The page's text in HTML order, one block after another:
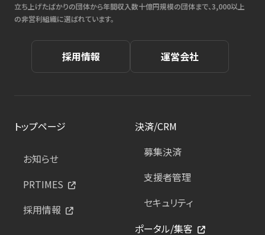
立ち上げたばかりの団体から年間収入数十億円規模の団体まで、3,000以上
の非営利組織に選ばれています。
採用情報 運営会社
トップページ
お知らせ
PRTIMES
採用情報
決済/CRM
募集決済
支援者管理
セキュリティ
ポータル/集客